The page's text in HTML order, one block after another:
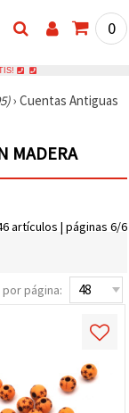
0
› Cuentas Antiguas
MADERA
artículos | páginas 6/6
página: